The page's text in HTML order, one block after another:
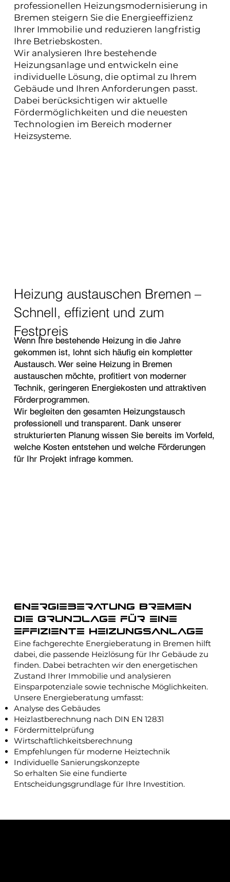
professionellen Heizungsmodernisierung in
Bremen steigern Sie die Energieeffizienz
Ihrer Immobilie und reduzieren langfristig
Ihre Betriebskosten.
Wir analysieren Ihre bestehende
Heizungsanlage und entwickeln eine
individuelle Lösung, die optimal zu Ihrem
Gebäude und Ihren Anforderungen passt.
Dabei berücksichtigen wir aktuelle
Fördermöglichkeiten und die neuesten
Technologien im Bereich moderner
Heizsysteme.
Heizung austauschen Bremen –
Schnell, effizient und zum
Festpreis
Wenn Ihre bestehende Heizung in die Jahre
gekommen ist, lohnt sich häufig ein kompletter
Austausch. Wer seine Heizung in Bremen
austauschen möchte, profitiert von moderner
Technik, geringeren Energiekosten und attraktiven
Förderprogrammen.
Wir begleiten den gesamten Heizungstausch
professionell und transparent. Dank unserer
strukturierten Planung wissen Sie bereits im Vorfeld,
welche Kosten entstehen und welche Förderungen
für Ihr Projekt infrage kommen.
Energieberatung Bremen
Die Grundlage für eine
effiziente Heizungsanlage
Eine fachgerechte Energieberatung in Bremen hilft
dabei, die passende Heizlösung für Ihr Gebäude zu
finden. Dabei betrachten wir den energetischen
Zustand Ihrer Immobilie und analysieren
Einsparpotenziale sowie technische Möglichkeiten.
Unsere Energieberatung umfasst:
Analyse des Gebäudes
Heizlastberechnung nach DIN EN 12831
Fördermittelprüfung
Wirtschaftlichkeitsberechnung
Empfehlungen für moderne Heiztechnik
Individuelle Sanierungskonzepte
So erhalten Sie eine fundierte
Entscheidungsgrundlage für Ihre Investition.